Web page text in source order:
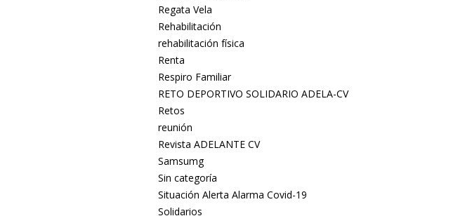
Regata Vela
Rehabilitación
rehabilitación física
Renta
Respiro Familiar
RETO DEPORTIVO SOLIDARIO ADELA-CV
Retos
reunión
Revista ADELANTE CV
Samsumg
Sin categoría
Situación Alerta Alarma Covid-19
Solidarios